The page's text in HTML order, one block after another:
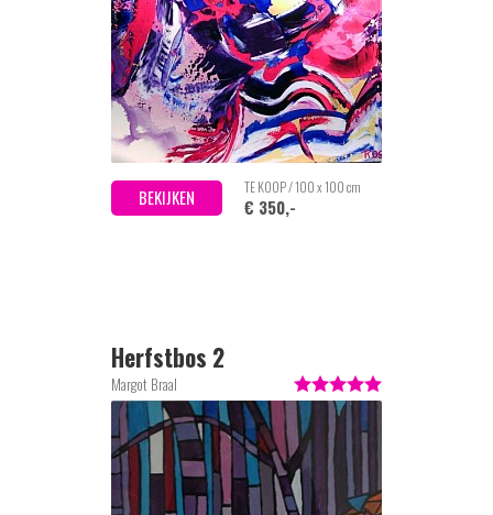
BEKIJKEN TE KOOP / 100 x 100 cm
€ 350,-
Herfstbos 2
Margot Braal